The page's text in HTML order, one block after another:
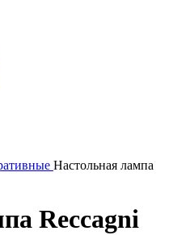
Настольная лампа
Reccagni